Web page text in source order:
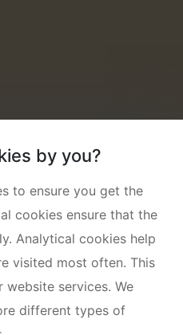
by you?
to ensure you get the
cookies ensure that the
Analytical cookies help
visited most often. This
website services. We
different types of